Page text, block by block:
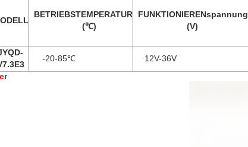
BETRIEBSTEMPERATUR
(℃)
FUNKTIONIERENspannung
(V)
-20-85℃ 12V-36V